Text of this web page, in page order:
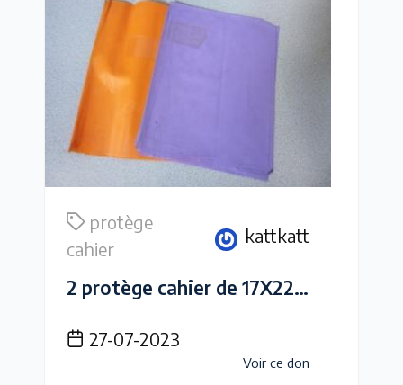
protège
cahier
kattkatt
2 protège cahier de 17X22 cm de couleur orange et violet
27-07-2023
Voir ce don